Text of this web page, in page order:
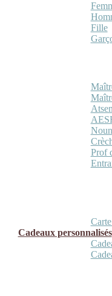
Fille
Prof
Cadeaux personnalisés